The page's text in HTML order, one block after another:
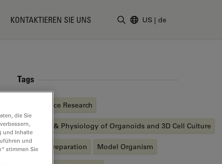
KONTAKTIEREN SIE UNS US | de
Tags
Life Science Research
Structure & Physiology of Organoids and 3D Cell Culture
Sample Preparation Model Organism
die Sie
und Inhalte
und
stimmen Sie